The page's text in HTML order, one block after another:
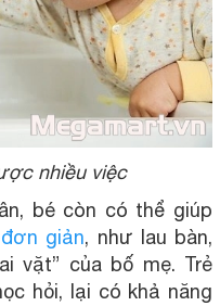
nhiều việc
bé còn có thể giúp
giản, như lau bàn,
vặt” của bố mẹ. Trẻ
hỏi, lại có khả năng